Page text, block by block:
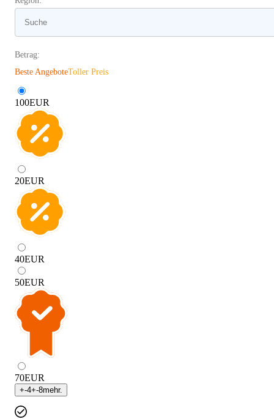
Betrag:
Beste AngeboteToller Preis
100EUR
20EUR
40EUR
50EUR
70EUR
+-4+-8mehr.